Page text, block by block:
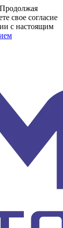
свое согласие
с настоящим